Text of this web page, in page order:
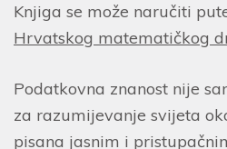
Knjiga se može naručiti
Hrvatskog matematičkog
Podatkovna znanost nije
za razumijevanje svijeta
pisana jasnim i